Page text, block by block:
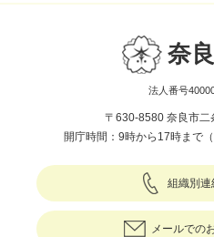
奈
法人番号
〒630-8580 奈良市二
開庁時間：9時から17時まで
組織別連
メールでの